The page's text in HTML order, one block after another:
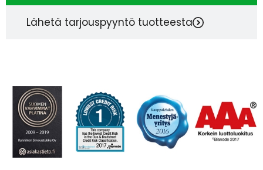
Lähetä tarjouspyyntö tuotteesta